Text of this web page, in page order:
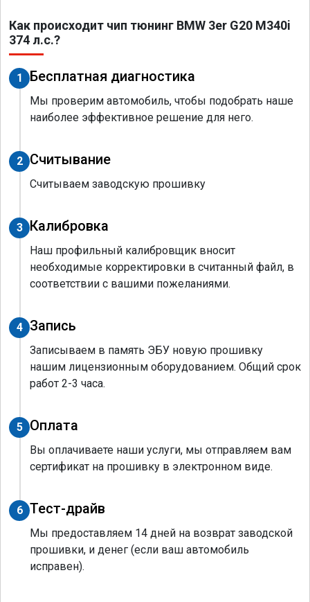
Как происходит чип тюнинг BMW 3er G20 M340i
374 л.с.?
1 Бесплатная диагностика
Мы проверим автомобиль, чтобы подобрать наше
наиболее эффективное решение для него.
2 Считывание
Считываем заводскую прошивку
3 Калибровка
Наш профильный калибровщик вносит
необходимые корректировки в считанный файл, в
соответствии с вашими пожеланиями.
4 Запись
Записываем в память ЭБУ новую прошивку
нашим лицензионным оборудованием. Общий срок
работ 2-3 часа.
5 Оплата
Вы оплачиваете наши услуги, мы отправляем вам
сертификат на прошивку в электронном виде.
6 Тест-драйв
Мы предоставляем 14 дней на возврат заводской
прошивки, и денег (если ваш автомобиль
исправен).